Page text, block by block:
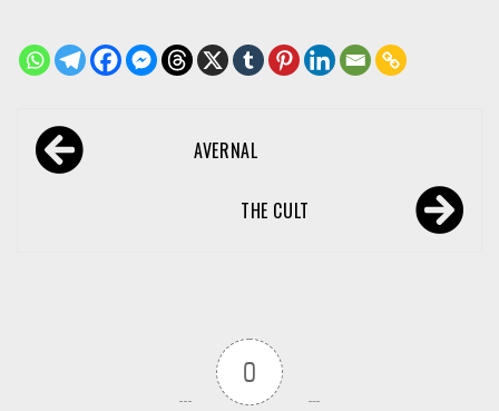
Navegación
de AVERNAL
THE CULT
0